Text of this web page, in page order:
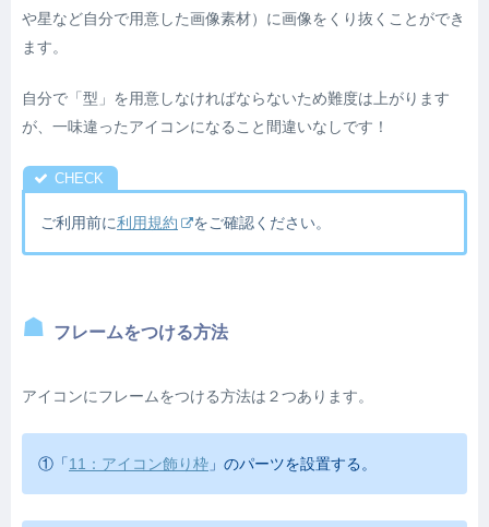
や星など自分で用意した画像素材）に画像をくり抜くことができ
ます。
自分で「型」を用意しなければならないため難度は上がります
が、一味違ったアイコンになること間違いなしです！
ご利用前に利用規約 をご確認ください。
フレームをつける方法
アイコンにフレームをつける方法は２つあります。
①「11：アイコン飾り枠 」のパーツを設置する。